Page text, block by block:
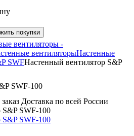
покупки
вентиляторы -
вентиляторыНастенные
SWFНастенный вентилятор S&P
SWF-100
Доставка по всей России